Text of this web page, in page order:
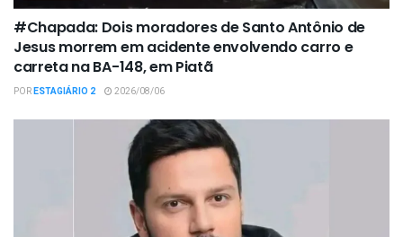
#Chapada: Dois moradores de Santo Antônio de
Jesus morrem em acidente envolvendo carro e
carreta na BA-148, em Piatã
PORESTAGIÁRIO 2 2026/08/06